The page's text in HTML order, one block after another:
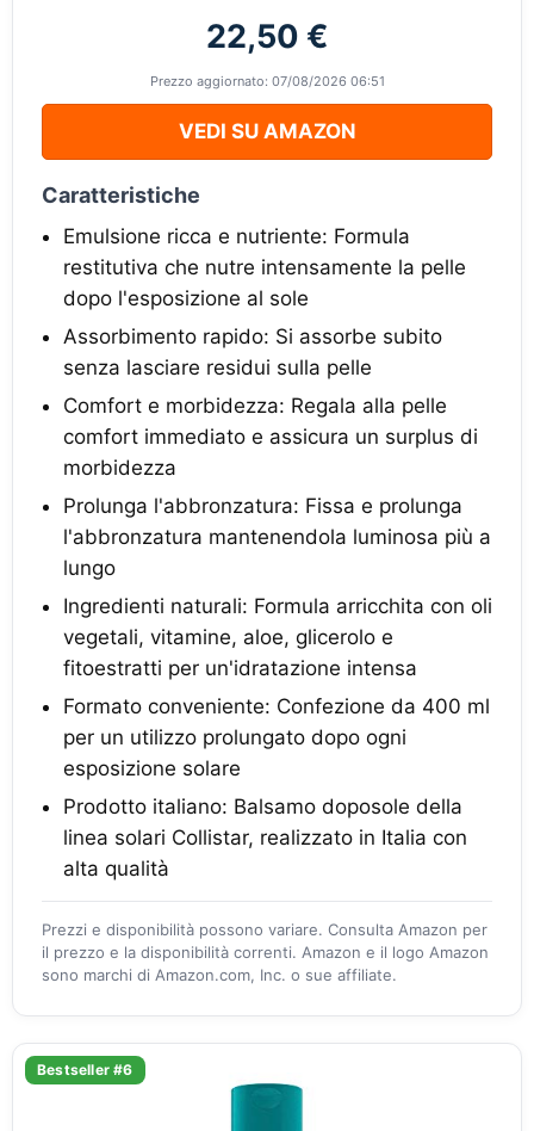
22,50 €
Prezzo aggiornato: 07/08/2026 06:51
VEDI SU AMAZON
Caratteristiche
Emulsione ricca e nutriente: Formula
restitutiva che nutre intensamente la pelle
dopo l'esposizione al sole
Assorbimento rapido: Si assorbe subito
senza lasciare residui sulla pelle
Comfort e morbidezza: Regala alla pelle
comfort immediato e assicura un surplus di
morbidezza
Prolunga l'abbronzatura: Fissa e prolunga
l'abbronzatura mantenendola luminosa più a
lungo
Ingredienti naturali: Formula arricchita con oli
vegetali, vitamine, aloe, glicerolo e
fitoestratti per un'idratazione intensa
Formato conveniente: Confezione da 400 ml
per un utilizzo prolungato dopo ogni
esposizione solare
Prodotto italiano: Balsamo doposole della
linea solari Collistar, realizzato in Italia con
alta qualità
Prezzi e disponibilità possono variare. Consulta Amazon per
il prezzo e la disponibilità correnti. Amazon e il logo Amazon
sono marchi di Amazon.com, Inc. o sue affiliate.
Bestseller #6